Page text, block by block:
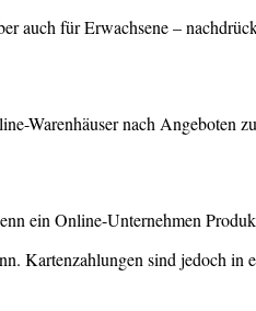
auch für Erwachsene –
Warenhäuser nach Angeboten
ein Online-Unternehmen
Kartenzahlungen sind jedoch